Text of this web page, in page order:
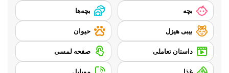
بچه بچه‌ها
بیبی هیزل حیوان
داستان تعاملی صفحه لمسی